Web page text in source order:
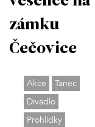
zámku
Čečovice
Akce
Tanec
Divadlo
Prohlídky